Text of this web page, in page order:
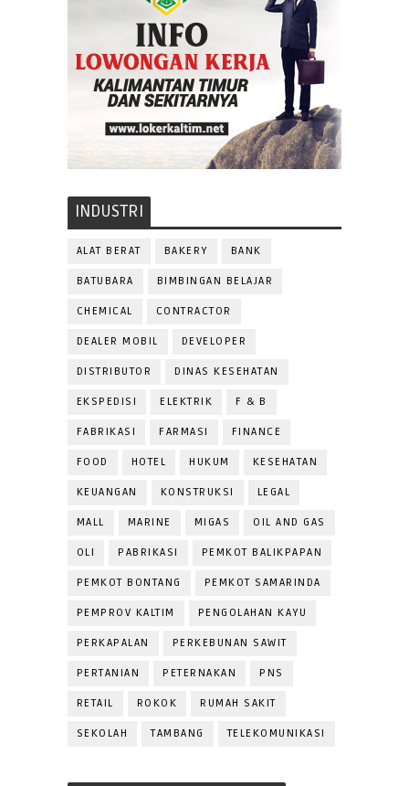
INDUSTRI
ALAT BERAT BAKERY BANK
BATUBARA BIMBINGAN BELAJAR
CHEMICAL CONTRACTOR
DEALER MOBIL DEVELOPER
DISTRIBUTOR DINAS KESEHATAN
EKSPEDISI ELEKTRIK F & B
FABRIKASI FARMASI FINANCE
FOOD HOTEL HUKUM KESEHATAN
KEUANGAN KONSTRUKSI LEGAL
MALL MARINE MIGAS OIL AND GAS
OLI PABRIKASI PEMKOT BALIKPAPAN
PEMKOT BONTANG PEMKOT SAMARINDA
PEMPROV KALTIM PENGOLAHAN KAYU
PERKAPALAN PERKEBUNAN SAWIT
PERTANIAN PETERNAKAN PNS
RETAIL ROKOK RUMAH SAKIT
SEKOLAH TAMBANG TELEKOMUNIKASI